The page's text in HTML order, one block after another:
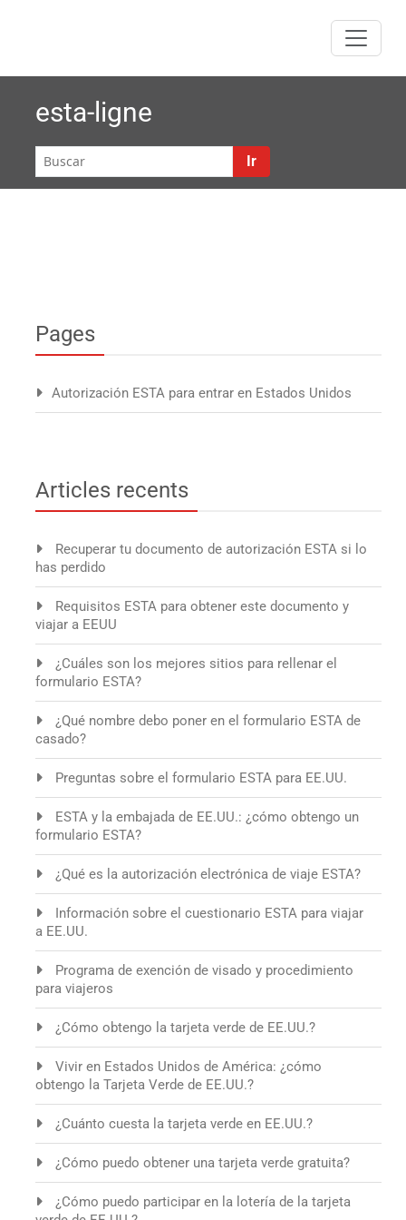
esta-ligne
Ir
Pages
Autorización ESTA para entrar en Estados Unidos
Articles recents
Recuperar tu documento de autorización ESTA si lo
has perdido
Requisitos ESTA para obtener este documento y
viajar a EEUU
¿Cuáles son los mejores sitios para rellenar el
formulario ESTA?
¿Qué nombre debo poner en el formulario ESTA de
casado?
Preguntas sobre el formulario ESTA para EE.UU.
ESTA y la embajada de EE.UU.: ¿cómo obtengo un
formulario ESTA?
¿Qué es la autorización electrónica de viaje ESTA?
Información sobre el cuestionario ESTA para viajar
a EE.UU.
Programa de exención de visado y procedimiento
para viajeros
¿Cómo obtengo la tarjeta verde de EE.UU.?
Vivir en Estados Unidos de América: ¿cómo
obtengo la Tarjeta Verde de EE.UU.?
¿Cuánto cuesta la tarjeta verde en EE.UU.?
¿Cómo puedo obtener una tarjeta verde gratuita?
¿Cómo puedo participar en la lotería de la tarjeta